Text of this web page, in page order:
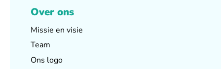
Over ons
Missie en visie
Team
Ons logo